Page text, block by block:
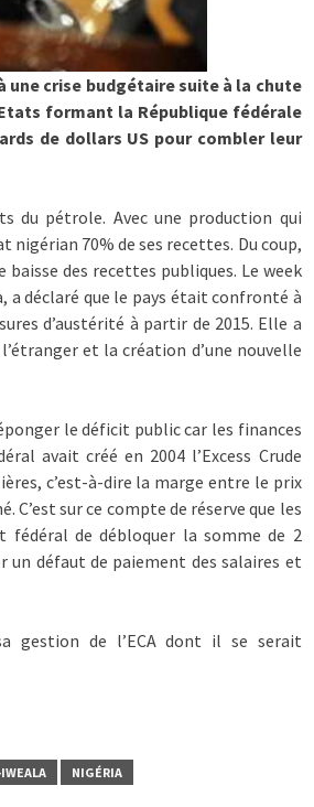
crise budgétaire suite à la chute
formant la République fédérale
de dollars US pour combler leur
du pétrole. Avec une production qui
70% de ses recettes. Du coup,
des recettes publiques. Le week
a déclaré que le pays était confronté à
d’austérité à partir de 2015. Elle a
et la création d’une nouvelle
le déficit public car les finances
avait créé en 2004 l’Excess Crude
c’est-à-dire la marge entre le prix
sur ce compte de réserve que les
fédéral de débloquer la somme de 2
un défaut de paiement des salaires et
gestion de l’ECA dont il se serait
NIGÉRIA